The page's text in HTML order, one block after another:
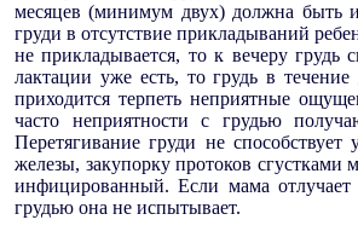
месяцев (минимум двух) должна быть
груди в отсутствие прикладываний
не прикладывается, то к вечеру
лактации уже есть, то грудь в
приходится терпеть неприятные
часто неприятности с грудью
Перетягивание груди не
железы, закупорку протоков
инфицированный. Если мама
грудью она не испытывает.